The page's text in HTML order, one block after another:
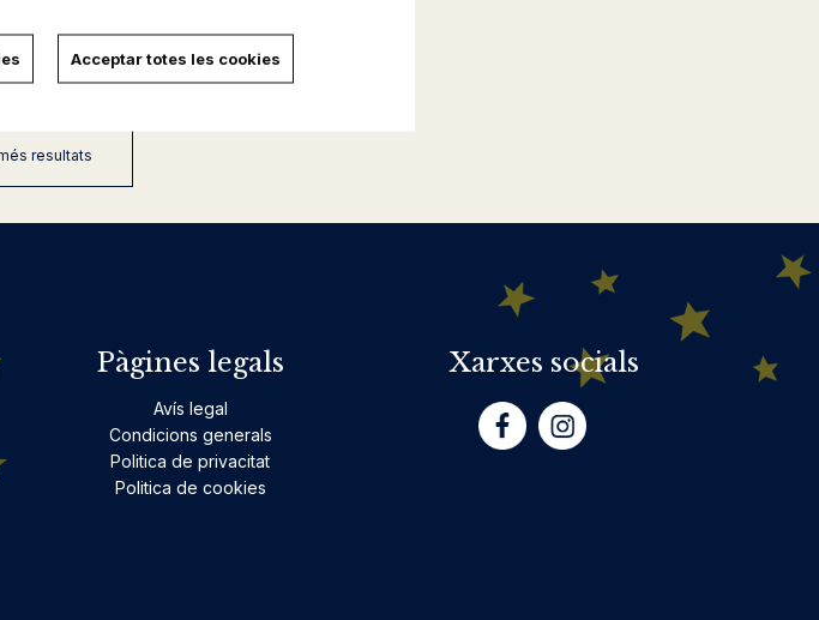
resultats
Pàgines legals
Avís legal
Condicions generals
Politica de privacitat
Politica de cookies
Xarxes socials
Acceptar totes les cookies